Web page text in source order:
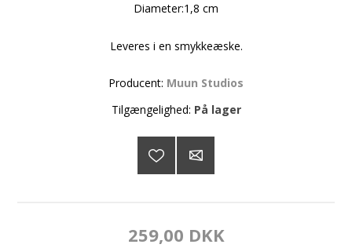
Diameter:1,8 cm
Leveres i en smykkeæske.
Producent: Muun Studios
Tilgængelighed: På lager
259,00 DKK